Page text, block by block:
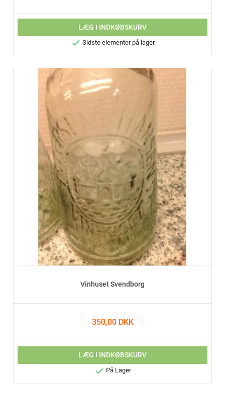
LÆG I INDKØBSKURV
 Sidste elementer på lager
Vinhuset Svendborg
350,00 DKK
LÆG I INDKØBSKURV
 På Lager